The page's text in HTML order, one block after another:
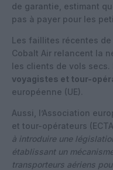
de garantie, estimant
pas à payer pour les
Les faillites récentes de
Cobalt Air relancent la
les clients de vols secs.
voyagistes et tour-
européenne (UE).
Aussi, l’Association
et tour-opérateurs
à introduire une
établissant un
transporteurs aériens